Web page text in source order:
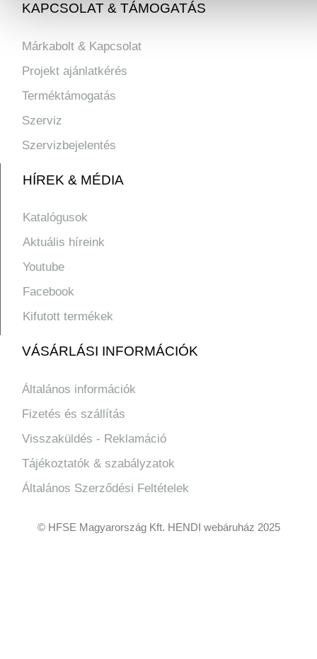
KAPCSOLAT & TÁMOGATÁS
Márkabolt & Kapcsolat
Projekt ajánlatkérés
Terméktámogatás
Szerviz
Szervizbejelentés
HÍREK & MÉDIA
Katalógusok
Aktuális híreink
Youtube
Facebook
Kifutott termékek
VÁSÁRLÁSI INFORMÁCIÓK
Általános információk
Fizetés és szállítás
Visszaküldés - Reklamáció
Tájékoztatók & szabályzatok
Általános Szerződési Feltételek
© HFSE Magyarország Kft. HENDI webáruház 2025